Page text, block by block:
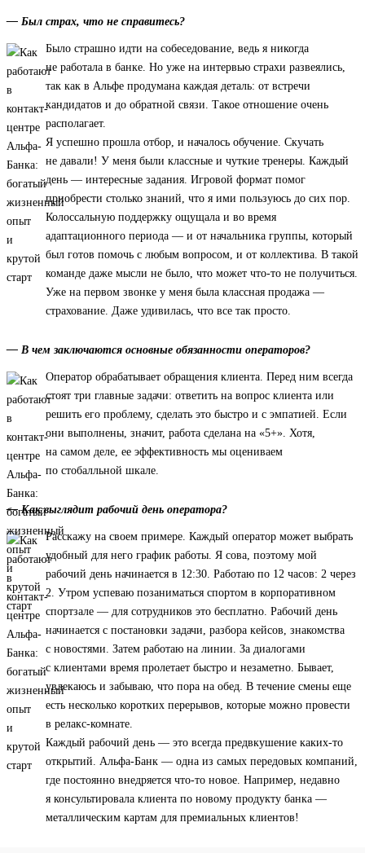
— Был страх, что не справитесь?
Было страшно идти на собеседование, ведь я никогда
не работала в банке. Но уже на интервью страхи развеялись,
так как в Альфе продумана каждая деталь: от встречи
кандидатов и до обратной связи. Такое отношение очень
располагает.
Я успешно прошла отбор, и началось обучение. Скучать
не давали! У меня были классные и чуткие тренеры. Каждый
день — интересные задания. Игровой формат помог
приобрести столько знаний, что я ими пользуюсь до сих пор.
Колоссальную поддержку ощущала и во время
адаптационного периода — и от начальника группы, который
был готов помочь с любым вопросом, и от коллектива. В такой
команде даже мысли не было, что может что-то не получиться.
Уже на первом звонке у меня была классная продажа —
страхование. Даже удивилась, что все так просто.
— В чем заключаются основные обязанности операторов?
Оператор обрабатывает обращения клиента. Перед ним всегда
стоят три главные задачи: ответить на вопрос клиента или
решить его проблему, сделать это быстро и с эмпатией. Если
они выполнены, значит, работа сделана на «5+». Хотя,
на самом деле, ее эффективность мы оцениваем
по стобалльной шкале.
— Как выглядит рабочий день оператора?
Расскажу на своем примере. Каждый оператор может выбрать
удобный для него график работы. Я сова, поэтому мой
рабочий день начинается в 12:30. Работаю по 12 часов: 2 через
2. Утром успеваю позаниматься спортом в корпоративном
спортзале — для сотрудников это бесплатно. Рабочий день
начинается с постановки задачи, разбора кейсов, знакомства
с новостями. Затем работаю на линии. За диалогами
с клиентами время пролетает быстро и незаметно. Бывает,
увлекаюсь и забываю, что пора на обед. В течение смены еще
есть несколько коротких перерывов, которые можно провести
в релакс-комнате.
Каждый рабочий день — это всегда предвкушение каких-то
открытий. Альфа-Банк — одна из самых передовых компаний,
где постоянно внедряется что-то новое. Например, недавно
я консультировала клиента по новому продукту банка —
металлическим картам для премиальных клиентов!